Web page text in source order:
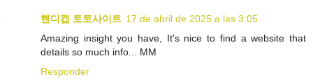
핸디캡 토토사이트 17 de abril de 2025 a las 3:05
Amazing insight you have, It's nice to find a website that
details so much info... MM
Responder